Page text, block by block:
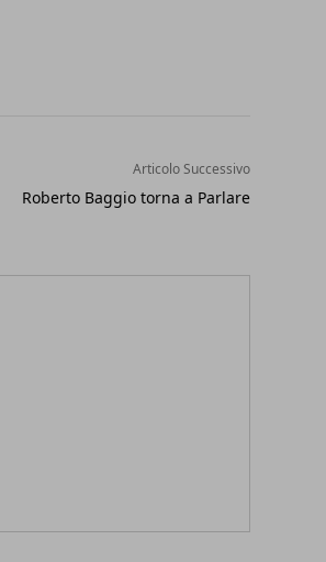
Articolo Successivo
Roberto Baggio torna a Parlare